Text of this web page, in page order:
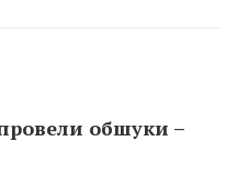
обшуки –